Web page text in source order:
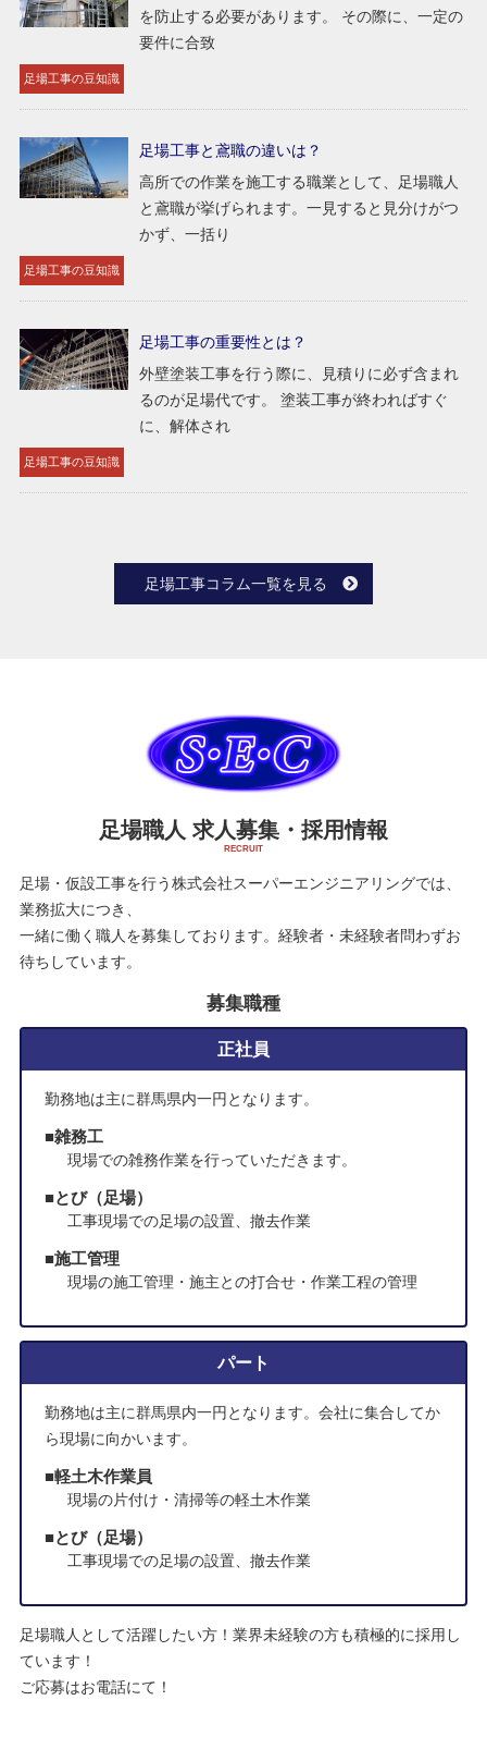
を防止する必要があります。 その際に、一定の
要件に合致
足場工事の豆知識
足場工事と鳶職の違いは？
高所での作業を施工する職業として、足場職人
と鳶職が挙げられます。一見すると見分けがつ
かず、一括り
足場工事の豆知識
足場工事の重要性とは？
外壁塗装工事を行う際に、見積りに必ず含まれ
るのが足場代です。 塗装工事が終わればすぐ
に、解体され
足場工事の豆知識
足場工事コラム一覧を見る
足場職人 求人募集・採用情報
足場・仮設工事を行う株式会社スーパーエンジニアリングでは、
業務拡大につき、
一緒に働く職人を募集しております。経験者・未経験者問わずお
待ちしています。
募集職種
正社員
勤務地は主に群馬県内一円となります。
雑務工
現場での雑務作業を行っていただきます。
とび（足場）
工事現場での足場の設置、撤去作業
施工管理
現場の施工管理・施主との打合せ・作業工程の管理
パート
勤務地は主に群馬県内一円となります。会社に集合してか
ら現場に向かいます。
軽土木作業員
現場の片付け・清掃等の軽土木作業
とび（足場）
工事現場での足場の設置、撤去作業
足場職人として活躍したい方！業界未経験の方も積極的に採用し
ています！
ご応募はお電話にて！